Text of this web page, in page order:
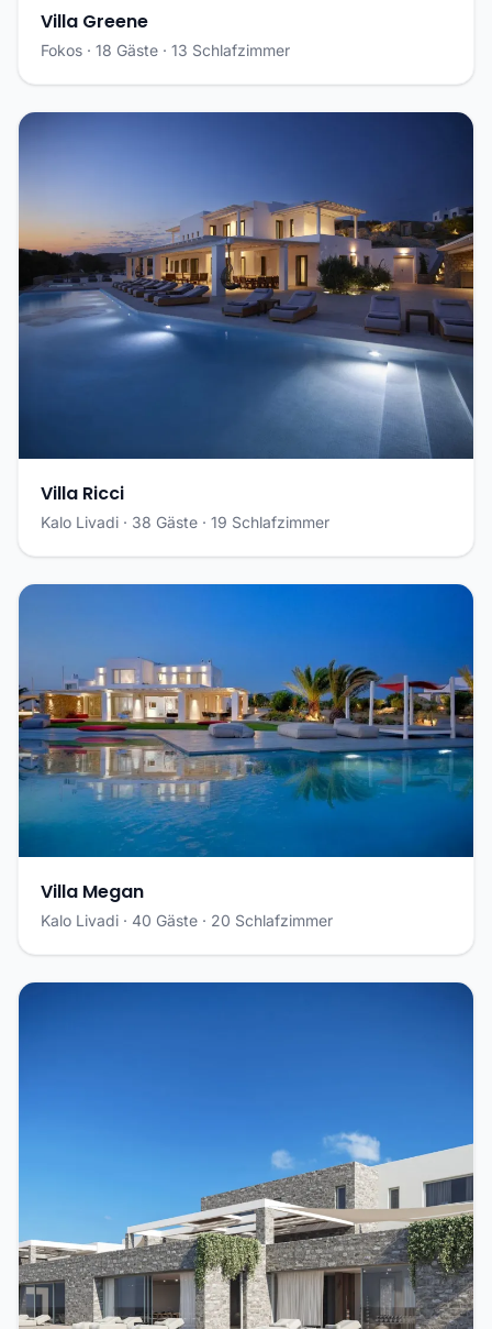
Villa Greene
Fokos · 18 Gäste · 13 Schlafzimmer
Villa Ricci
Kalo Livadi · 38 Gäste · 19 Schlafzimmer
Villa Megan
Kalo Livadi · 40 Gäste · 20 Schlafzimmer